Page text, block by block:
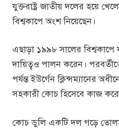
যুক্তরাষ্ট্র জাতীয় দলের হয়ে
বিশ্বকাপে অংশ নিয়েছেন।
এছাড়া ১৯৯৮ সালের বিশ্বকাপে
দায়িত্বও পালন করেন।
পর্যন্ত ইউর্গেন ক্লিন্সম্যানের
সহকারী কোচ হিসেবে কাজ
কোচ ডুলি একটি দল গড়ে তোলার